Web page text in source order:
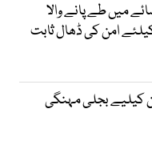
میں طے پانے والا
امن کی ڈھال ثابت
کیلیے بجلی مہنگی